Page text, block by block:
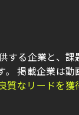
する企業と、課
掲載企業は動
質なリードを獲